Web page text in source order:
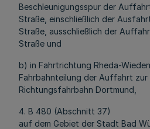
Beschleunigungsspur der
Straße, einschließlich der
Straße, ausschließlich der
Straße und
b) in Fahrtrichtung Rheda-
Fahrbahnteilung der Auffahrt zur
Richtungsfahrbahn Dortmund,
4. B 480 (Abschnitt 37)
auf dem Gebiet der Stadt Bad